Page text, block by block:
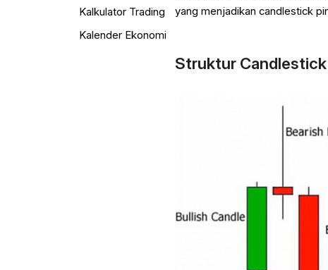
Kalkulator Trading
Kalender Ekonomi
yang menjadikan candlestick
Struktur Candlestick